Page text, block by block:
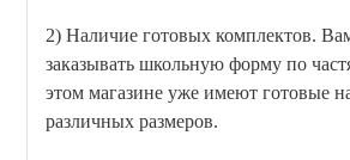
2) Наличие готовых комплектов.
заказывать школьную форму по
этом магазине уже имеют готовые
различных размеров.